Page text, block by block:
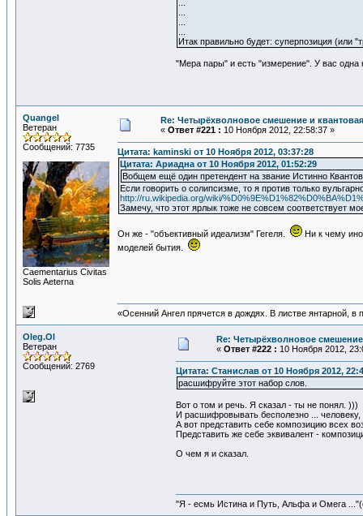
Итак правильно будет: суперпозиция (или
"Мера пары" и есть "измерение". У вас одна
Quangel
Ветеран
Сообщений: 7735
Сaementarius Civitas
Solis Aeterna
Re: Четырёхволновое смешение и квантовая
« Ответ #221 : 10 Ноября 2012, 22:58:37 »
Цитата: kaminski от 10 Ноября 2012, 03:37:28
Цитата: Ариадна от 10 Ноября 2012, 01:52:29
Вобщем ещё один претендент на звание Истинно
Если говорить о солипсизме, то я против только
http://ru.wikipedia.org/wiki/
Замечу, что этот ярлык тоже не совсем соответствует
Он же - "объективный идеализм" Гегеля.
Ни к чему
моделей бытия.
«Осенний Ангел прячется в дождях. В листве янтарной, в
Oleg.Ol
Ветеран
Сообщений: 2769
Re: Четырёхволновое смешение
« Ответ #222 : 10 Ноября 2012,
Цитата: Станислав от 10 Ноября 2012,
расшифруйте этот набор слов.
Вот о том и речь. Я сказал - ты не понял. )))
И расшифровывать бесполезно ...
А вот представить себе композицию всех
Представить же себе эквивалент -
О чем я и сказал.
"Я - есмь Истина и Путь, Альфа и Омега